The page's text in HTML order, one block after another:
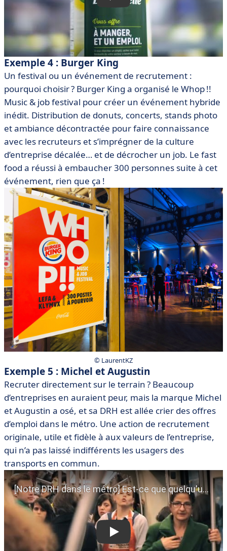
Exemple 4 : Burger King
Un festival ou un événement de recrutement :
pourquoi choisir ? Burger King a organisé le Whop !!
Music & job festival pour créer un événement hybride
inédit. Distribution de donuts, concerts, stands photo
et ambiance décontractée pour faire connaissance
avec les recruteurs et s’imprégner de la culture
d’entreprise décalée… et de décrocher un job. Le fast
food a réussi à embaucher 300 personnes suite à cet
événement, rien que ça !
© LaurentKZ
Exemple 5 : Michel et Augustin
Recruter directement sur le terrain ? Beaucoup
d’entreprises en auraient peur, mais la marque Michel
et Augustin a osé, et sa DRH est allée crier des offres
d’emploi dans le métro. Une action de recrutement
originale, utile et fidèle à aux valeurs de l’entreprise,
qui n’a pas laissé indifférents les usagers des
transports en commun.